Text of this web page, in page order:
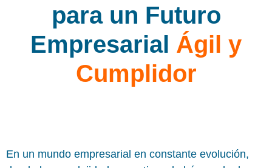
para un Futuro
Empresarial Ágil y
Cumplidor
En un mundo empresarial en constante evolución,